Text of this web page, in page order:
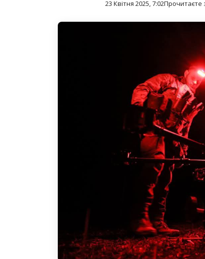
23 Квітня 2025, 7:02Прочитаєте